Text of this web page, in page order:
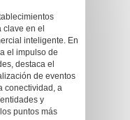
en el
inteligente. En
el impulso de
destaca el
de eventos
conectividad, a
y
puntos más